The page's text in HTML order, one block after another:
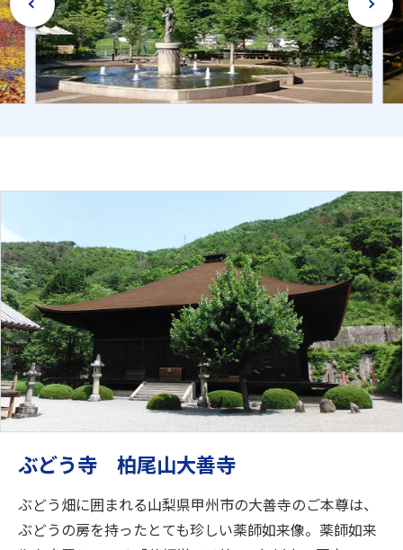
ぶどう寺 柏尾山大善寺
ぶどう畑に囲まれる山梨県甲州市の大善寺のご本尊は、
ぶどうの房を持ったとても珍しい薬師如来像。薬師如来